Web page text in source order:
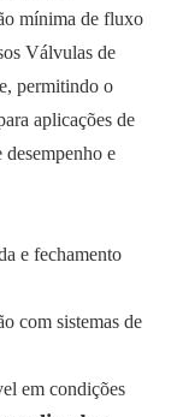
mínima de fluxo
Válvulas de
permitindo o
aplicações de
e
e fechamento
com sistemas de
em condições